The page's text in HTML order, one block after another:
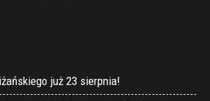
już 23 sierpnia!